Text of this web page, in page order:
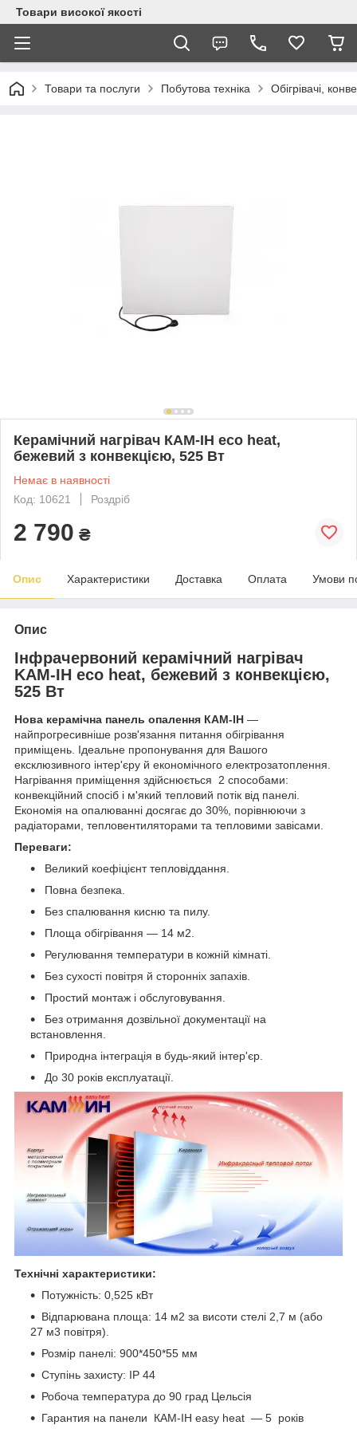
Товари високої якості
Товари та послуги Побутова техніка Обігрівачі,
Керамічний нагрівач КАМ-ІН eco heat,
бежевий з конвекцією, 525 Вт
Немає в наявності
Код: 10621
Роздріб
2 790 ₴
Опис Характеристики Доставка Оплата Умови
Опис
Інфрачервоний керамічний нагрівач
KАМ-ІН eco heat, бежевий з конвекцією,
525 Вт
Нова керамічна панель опалення КАМ-ІН —
найпрогресивніше розв'язання питання обігрівання
приміщень. Ідеальне пропонування для Вашого
ексклюзивного інтер'єру й економічного електрозатоплення.
Нагрівання приміщення здійснюється 2 способами:
конвекційний спосіб і м'який тепловий потік від панелі.
Економія на опалюванні досягає до 30%, порівнюючи з
радіаторами, тепловентиляторами та тепловими завісами.
Переваги:
Великий коефіцієнт тепловіддання.
Повна безпека.
Без спалювання кисню та пилу.
Площа обігрівання — 14 м2.
Регулювання температури в кожній кімнаті.
Без сухості повітря й сторонніх запахів.
Простий монтаж і обслуговування.
Без отримання дозвільної документації на
встановлення.
Природна інтеграція в будь-який інтер'єр.
До 30 років експлуатації.
Технічні характеристики:
Потужність: 0,525 кВт
Відпарювана площа: 14 м2 за висоти стелі 2,7 м (або
27 м3 повітря).
Розмір панелі: 900*450*55 мм
Ступінь захисту: IP 44
Робоча температура до 90 град Цельсія
Гарантия на панели КАМ-ІН easy heat ― 5 років